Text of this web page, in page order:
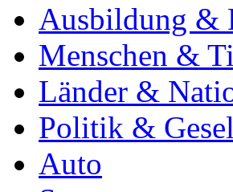
Ausbildung &
Menschen &
Länder &
Politik &
Auto